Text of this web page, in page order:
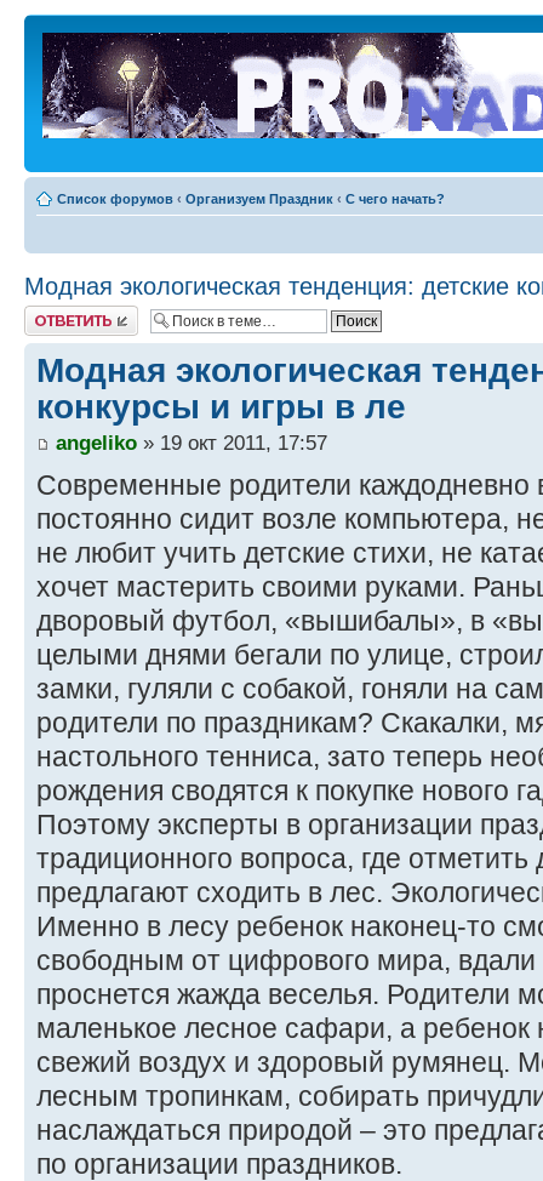
Список форумов ‹ Организуем Праздник ‹ С чего начать?
Модная экологическая тенденция: детские
Ответить
Модная экологическая
конкурсы и игры в ле
angeliko » 19 окт 2011, 17:57
Современные родители каждодневно
постоянно сидит возле компьютера,
не любит учить детские стихи, не
хочет мастерить своими руками.
дворовый футбол, «вышибалы», в
целыми днями бегали по улице,
замки, гуляли с собакой, гоняли на
родители по праздникам? Скакалки,
настольного тенниса, зато теперь
рождения сводятся к покупке нового
Поэтому эксперты в организации
традиционного вопроса, где
предлагают сходить в лес.
Именно в лесу ребенок наконец-то
свободным от цифрового мира,
проснется жажда веселья. Родители
маленькое лесное сафари, а ребенок
свежий воздух и здоровый румянец.
лесным тропинкам, собирать
наслаждаться природой – это
по организации праздников.